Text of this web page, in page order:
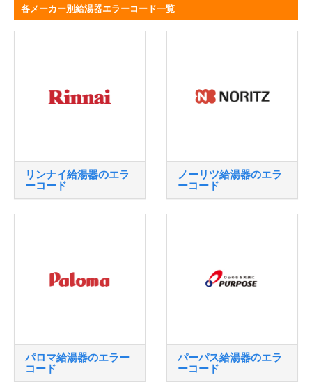
各メーカー別給湯器エラーコード一覧
リンナイ給湯器のエラ
ーコード
ノーリツ給湯器のエラ
ーコード
パロマ給湯器のエラー
コード
パーパス給湯器のエラ
ーコード